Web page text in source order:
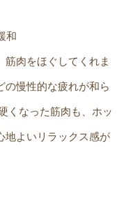
和
筋肉をほぐしてくれま
の慢性的な疲れが和ら
くなった筋肉も、ホッ
地よいリラックス感が